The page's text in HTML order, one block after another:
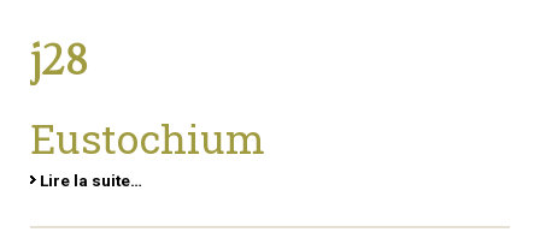
j28
Eustochium
Lire la suite…